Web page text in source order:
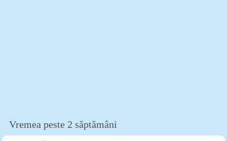
Vremea peste 2 săptămâni